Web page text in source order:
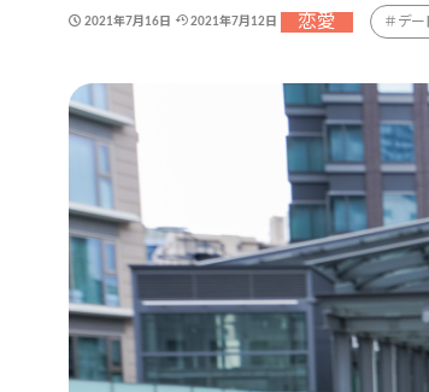
2021年7月16日 2021年7月12日 恋愛 デー